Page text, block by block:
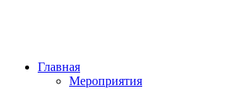
Главная
Мероприятия